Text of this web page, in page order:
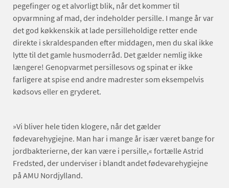
pegefinger og et alvorligt blik, når det kommer til
opvarmning af mad, der indeholder persille. I mange år var
det god køkkenskik at lade persilleholdige retter ende
direkte i skraldespanden efter middagen, men du skal ikke
lytte til det gamle husmoderråd. Det gælder nemlig ikke
længere! Genopvarmet persillesovs og spinat er ikke
farligere at spise end andre madrester som eksempelvis
kødsovs eller en gryderet.
»Vi bliver hele tiden klogere, når det gælder
fødevarehygiejne. Man har i mange år især været bange for
jordbakterierne, der kan være i persille,« fortælle Astrid
Fredsted, der underviser i blandt andet fødevarehygiejne
på AMU Nordjylland.